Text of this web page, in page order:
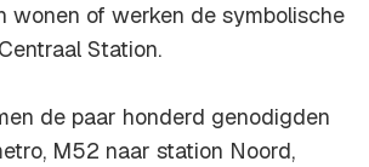
wonen of werken de symbolische
Station.
de paar honderd genodigden
M52 naar station Noord,